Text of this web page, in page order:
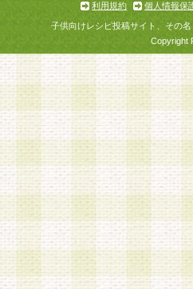
利用規約
個人情報保
子供向けレシピ投稿サイト、その
Copyright